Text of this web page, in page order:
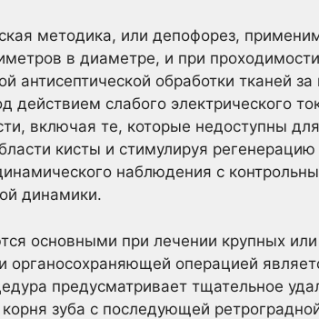
методика, или депофорез,
в диаметре, и при
антисептической обработки тканей
действием слабого электрического
включая те, которые недоступны
кисты и стимулируя
наблюдения с
динамики.
основными при лечении крупных
органосохраняющей операцией
предусматривает тщательное
зуба с последующей